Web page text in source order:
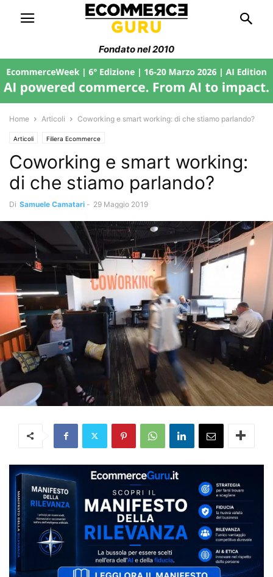
Fondato nel 2010
Home Articoli Coworking e smart working: di che stiamo parlando?
Articoli Filiera Ecommerce
Coworking e smart working:
di che stiamo parlando?
Di Samuele Camatari - 29 Maggio 2019